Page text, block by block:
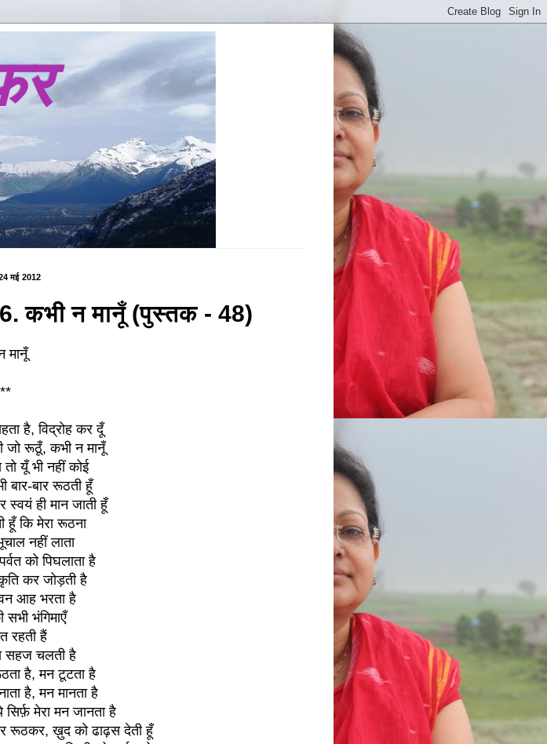
मई 2012
कभी न मानूँ (पुस्तक - 48)
मानूँ
है,विद्रोह कर दूँ
जो रूठूँ,कभी न मानूँ
तो यूँ भी नहीं कोई
बार-बार रूठती हूँ
स्वयं ही मान जाती हूँ
हूँ कि मेरा रूठना
नहीं लाता
को पिघलाता है
कर जोड़ती है
आह भरता है
सभी भंगिमाएँ
रहती हैं
सहज चलती है
है,मन टूटता है
है,मन मानता है
मेरा मन जानता है
रूठकर, ख़ुदको ढाढ़स देती हूँ